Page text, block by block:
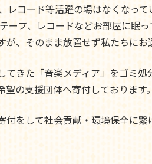
レコード等活躍の場はなくなって
ープ、レコードなどお部屋に眠
、そのまま放置せず私たちにお
きた「音楽メディア」をゴミ処
の支援団体へ寄付しております。
をして社会貢献・環境保全に繋